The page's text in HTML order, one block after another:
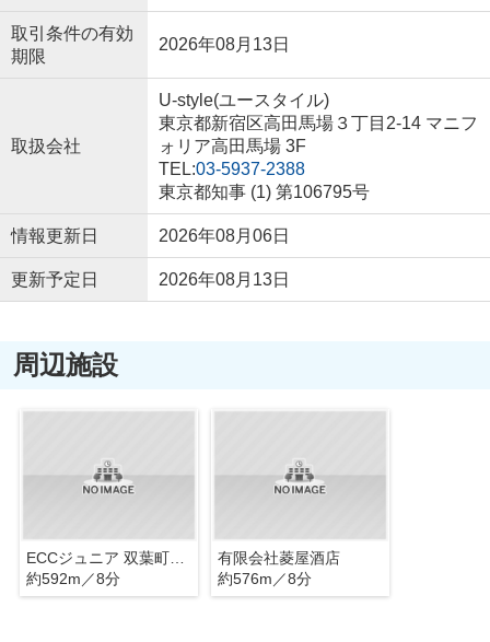
取引条件の有効
期限
2026年08月13日
取扱会社
U-style(ユースタイル)
東京都新宿区高田馬場３丁目2-14 マニフ
ォリア高田馬場 3F
TEL:03-5937-2388
東京都知事 (1) 第106795号
情報更新日 2026年08月06日
更新予定日 2026年08月13日
周辺施設
ECCジュニア 双葉町教室
約592m／8分
有限会社菱屋酒店
約576m／8分